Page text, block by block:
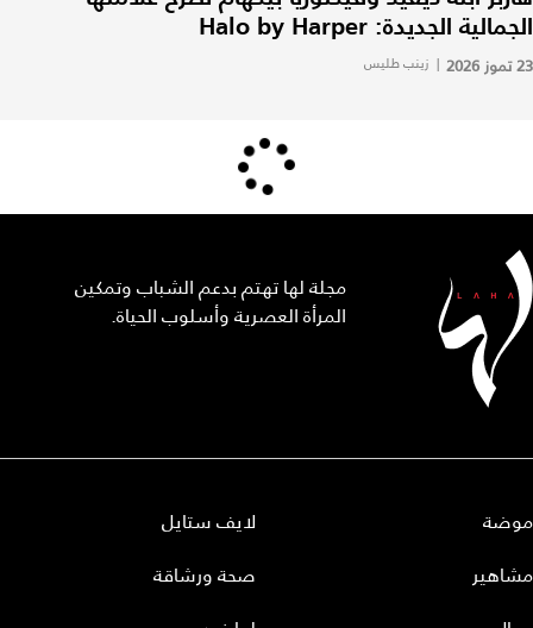
الجمالية الجديدة: Halo by Harper
23 تموز 2026 | زينب طليس
مجلة لها تهتم بدعم الشباب وتمكين
المرأة العصرية وأسلوب الحياة.
موضة
مشاهير
لايف ستايل
صحة ورشاقة